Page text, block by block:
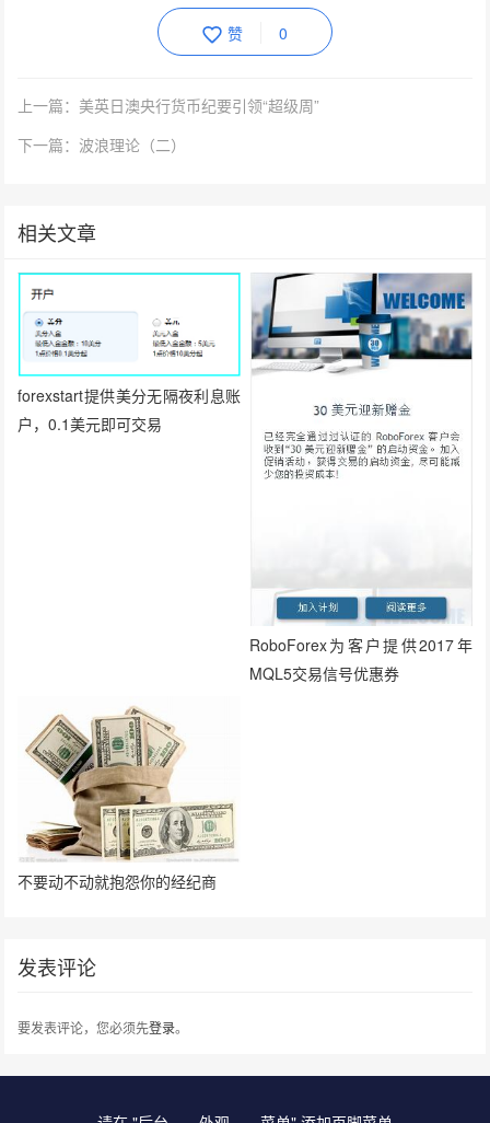
赞 0
上一篇：美英日澳央行货币纪要引领“超级周”
下一篇：波浪理论（二）
相关文章
forexstart提供美分无隔夜利息账
户，0.1美元即可交易
RoboForex为客户提供2017年
MQL5交易信号优惠券
不要动不动就抱怨你的经纪商
发表评论
要发表评论，您必须先登录。